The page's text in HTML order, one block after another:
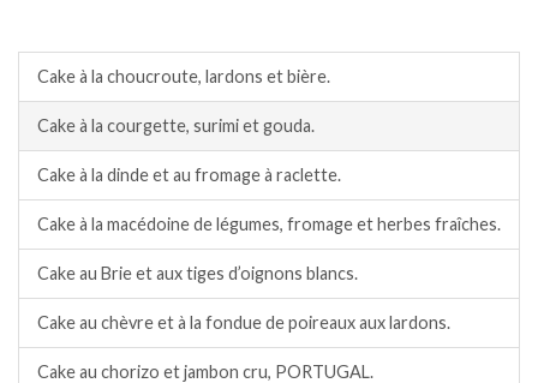
Cake à la choucroute, lardons et bière.
Cake à la courgette, surimi et gouda.
Cake à la dinde et au fromage à raclette.
Cake à la macédoine de légumes, fromage et herbes fraîches.
Cake au Brie et aux tiges d’oignons blancs.
Cake au chèvre et à la fondue de poireaux aux lardons.
Cake au chorizo et jambon cru, PORTUGAL.